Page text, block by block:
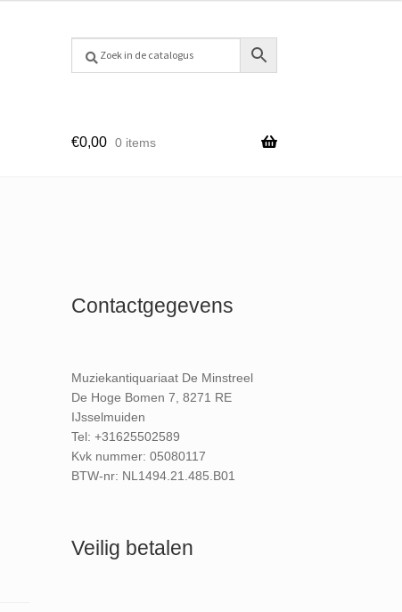
€0,00 0 items
Contactgegevens
Muziekantiquariaat De Minstreel
De Hoge Bomen 7, 8271 RE
IJsselmuiden
Tel: +31625502589
Kvk nummer: 05080117
BTW-nr: NL1494.21.485.B01
Veilig betalen